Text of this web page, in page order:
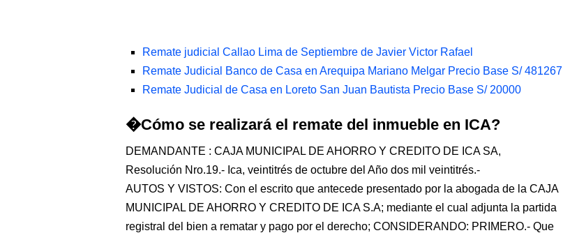
Remate judicial Callao Lima de Septiembre de Javier Victor Rafael
Remate Judicial Banco de Casa en Arequipa Mariano Melgar Precio Base S/ 481267
Remate Judicial de Casa en Loreto San Juan Bautista Precio Base S/ 20000
�Cómo se realizará el remate del inmueble en ICA?
DEMANDANTE : CAJA MUNICIPAL DE AHORRO Y CREDITO DE ICA SA,
Resolución Nro.19.- Ica, veintitrés de octubre del Año dos mil veintitrés.-
AUTOS Y VISTOS: Con el escrito que antecede presentado por la abogada de la CAJA
MUNICIPAL DE AHORRO Y CREDITO DE ICA S.A; mediante el cual adjunta la partida
registral del bien a rematar y pago por el derecho; CONSIDERANDO: PRIMERO.- Que